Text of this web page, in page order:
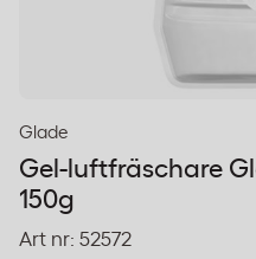
Glade
Gel-luftfräschare
150g
Art nr: 52572